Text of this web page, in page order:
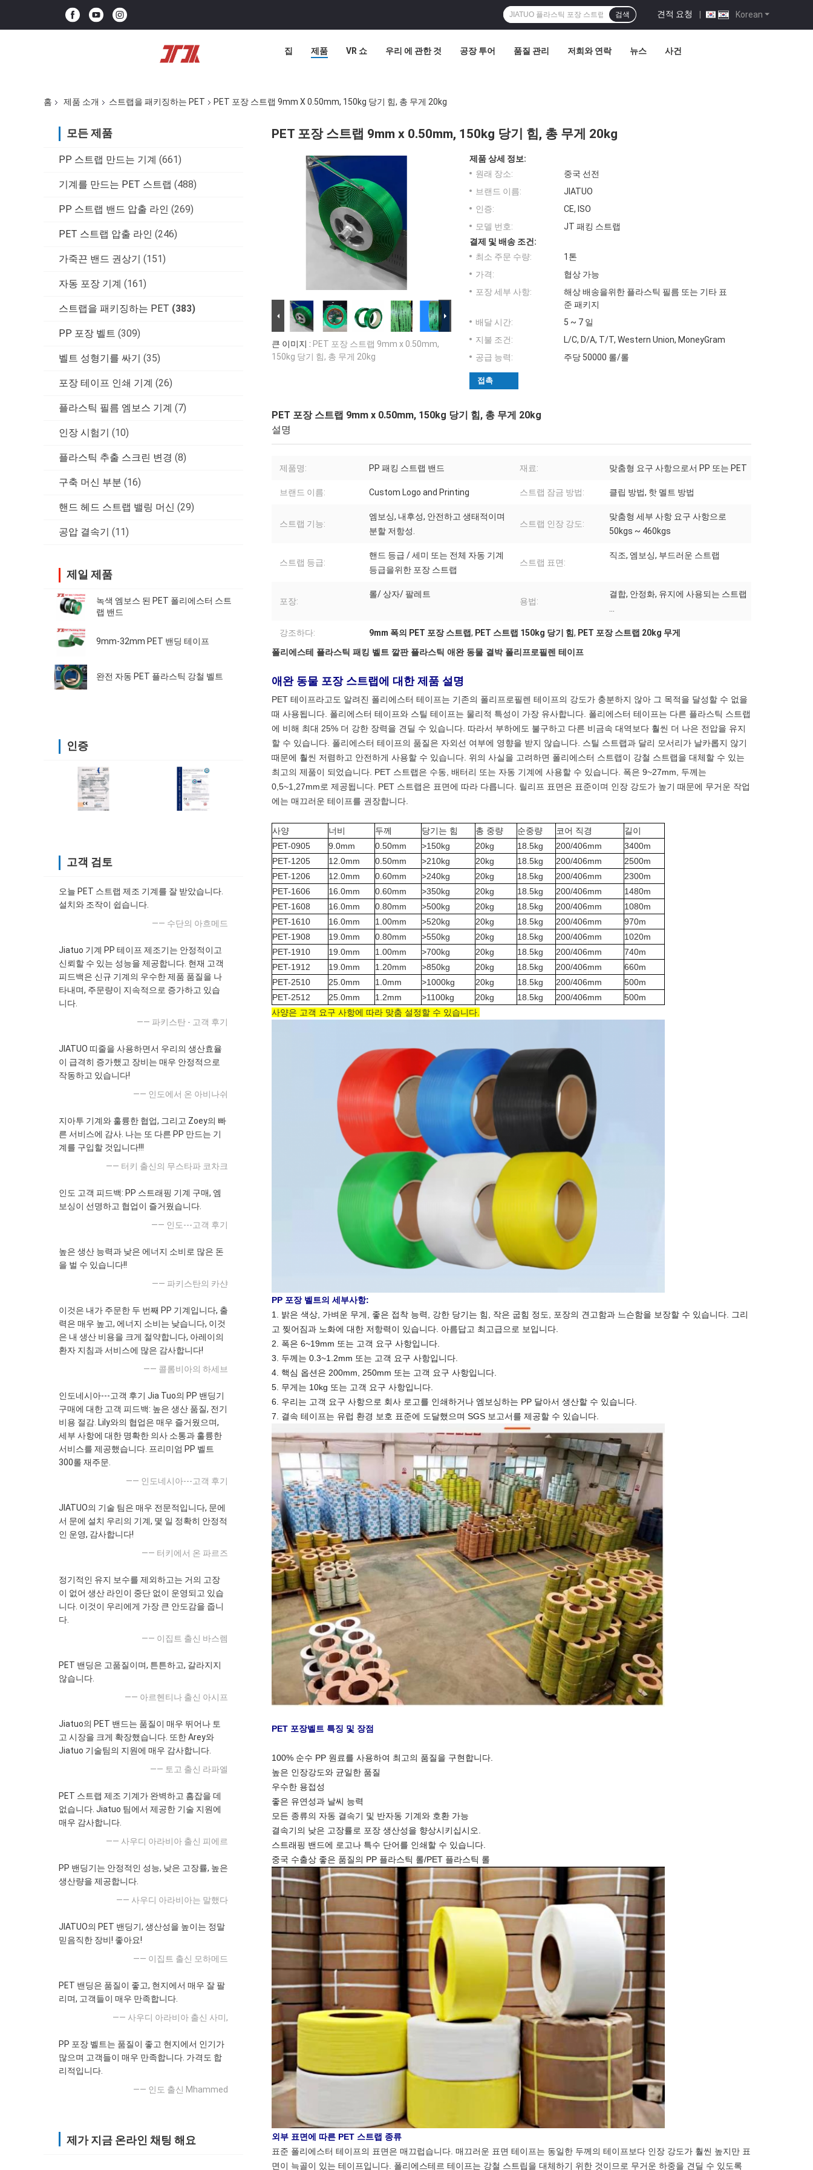
Korean
견적 요청 |
검색
집 제품 VR 쇼 우리 에 관한 것 공장 투어 품질 관리 저희와 연락 뉴스 사건
홈 제품 소개 스트랩을 패키징하는 PET PET 포장 스트랩 9mm X 0.50mm, 150kg 당기 힘, 총 무게 20kg
모든 제품
PP 스트랩 만드는 기계 (661)
기계를 만드는 PET 스트랩 (488)
PP 스트랩 밴드 압출 라인 (269)
PET 스트랩 압출 라인 (246)
가죽끈 밴드 권상기 (151)
자동 포장 기계 (161)
스트랩을 패키징하는 PET (383)
PP 포장 벨트 (309)
벨트 성형기를 싸기 (35)
포장 테이프 인쇄 기계 (26)
플라스틱 필름 엠보스 기계 (7)
인장 시험기 (10)
플라스틱 추출 스크린 변경 (8)
구축 머신 부분 (16)
핸드 헤드 스트랩 밸링 머신 (29)
공압 결속기 (11)
제일 제품
녹색 엠보스 된 PET 폴리에스터 스트
랩 밴드
9mm-32mm PET 밴딩 테이프
완전 자동 PET 플라스틱 강철 벨트
인증
고객 검토
오늘 PET 스트랩 제조 기계를 잘 받았습니다.
설치와 조작이 쉽습니다.
—— 수단의 아흐메드
Jiatuo 기계 PP 테이프 제조기는 안정적이고
신뢰할 수 있는 성능을 제공합니다. 현재 고객
피드백은 신규 기계의 우수한 제품 품질을 나
타내며, 주문량이 지속적으로 증가하고 있습
니다.
—— 파키스탄 - 고객 후기
JIATUO 띠줄을 사용하면서 우리의 생산효율
이 급격히 증가했고 장비는 매우 안정적으로
작동하고 있습니다!
—— 인도에서 온 아비나쉬
지아투 기계와 훌륭한 협업, 그리고 Zoey의 빠
른 서비스에 감사. 나는 또 다른 PP 만드는 기
계를 구입할 것입니다!!!
—— 터키 출신의 무스타파 코차크
인도 고객 피드백: PP 스트래핑 기계 구매, 엠
보싱이 선명하고 협업이 즐거웠습니다.
—— 인도---고객 후기
높은 생산 능력과 낮은 에너지 소비로 많은 돈
을 벌 수 있습니다!!
—— 파키스탄의 카샨
이것은 내가 주문한 두 번째 PP 기계입니다, 출
력은 매우 높고, 에너지 소비는 낮습니다, 이것
은 내 생산 비용을 크게 절약합니다, 아레이의
환자 지침과 서비스에 많은 감사합니다!
—— 콜롬비아의 하세브
인도네시아---고객 후기 Jia Tuo의 PP 밴딩기
구매에 대한 고객 피드백: 높은 생산 품질, 전기
비용 절감. Lily와의 협업은 매우 즐거웠으며,
세부 사항에 대한 명확한 의사 소통과 훌륭한
서비스를 제공했습니다. 프리미엄 PP 벨트
300롤 재주문.
—— 인도네시아---고객 후기
JIATUO의 기술 팀은 매우 전문적입니다, 문에
서 문에 설치 우리의 기계, 몇 일 정확히 안정적
인 운영, 감사합니다!
—— 터키에서 온 파르즈
정기적인 유지 보수를 제외하고는 거의 고장
이 없어 생산 라인이 중단 없이 운영되고 있습
니다. 이것이 우리에게 가장 큰 안도감을 줍니
다.
—— 이집트 출신 바스렘
PET 밴딩은 고품질이며, 튼튼하고, 갈라지지
않습니다.
—— 아르헨티나 출신 아시프
Jiatuo의 PET 밴드는 품질이 매우 뛰어나 토
고 시장을 크게 확장했습니다. 또한 Arey와
Jiatuo 기술팀의 지원에 매우 감사합니다.
—— 토고 출신 라파엘
PET 스트랩 제조 기계가 완벽하고 흠잡을 데
없습니다. Jiatuo 팀에서 제공한 기술 지원에
매우 감사합니다.
—— 사우디 아라비아 출신 피에르
PP 밴딩기는 안정적인 성능, 낮은 고장률, 높은
생산량을 제공합니다.
—— 사우디 아라비아는 말했다
JIATUO의 PET 밴딩기, 생산성을 높이는 정말
믿음직한 장비! 좋아요!
—— 이집트 출신 모하메드
PET 밴딩은 품질이 좋고, 현지에서 매우 잘 팔
리며, 고객들이 매우 만족합니다.
—— 사우디 아라비아 출신 사미,
PP 포장 벨트는 품질이 좋고 현지에서 인기가
많으며 고객들이 매우 만족합니다. 가격도 합
리적입니다.
—— 인도 출신 Mhammed
제가 지금 온라인 채팅 해요
PET 포장 스트랩 9mm x 0.50mm, 150kg 당기 힘, 총 무게 20kg
큰 이미지 : PET 포장 스트랩 9mm x 0.50mm,
150kg 당기 힘, 총 무게 20kg
제품 상세 정보:
원래 장소:
중국 선전
브랜드 이름:
JIATUO
인증:
CE, ISO
모델 번호:
JT 패킹 스트랩
결제 및 배송 조건:
최소 주문 수량:
1톤
가격:
협상 가능
포장 세부 사항:
해상 배송을위한 플라스틱 필름 또는 기타 표
준 패키지
배달 시간:
5 ~ 7 일
지불 조건:
L/C, D/A, T/T, Western Union, MoneyGram
공급 능력:
주당 50000 롤/롤
접촉
PET 포장 스트랩 9mm x 0.50mm, 150kg 당기 힘, 총 무게 20kg
설명
제품명: PP 패킹 스트랩 밴드 재료: 맞춤형 요구 사항으로서 PP 또는 PET
브랜드 이름: Custom Logo and Printing 스트랩 잠금 방법: 클립 방법, 핫 멜트 방법
스트랩 기능:
엠보싱, 내후성, 안전하고 생태적이며
분할 저항성.
스트랩 인장 강도:
맞춤형 세부 사항 요구 사항으로
50kgs ~ 460kgs
스트랩 등급:
핸드 등급 / 세미 또는 전체 자동 기계
등급을위한 포장 스트랩
스트랩 표면:
직조, 엠보싱, 부드러운 스트랩
포장:
롤/ 상자/ 팔레트
용법:
결합, 안정화, 유지에 사용되는 스트랩
...
강조하다: 9mm 폭의 PET 포장 스트랩, PET 스트랩 150kg 당기 힘, PET 포장 스트랩 20kg 무게
폴리에스테 플라스틱 패킹 벨트 깔판 플라스틱 애완 동물 결박 폴리프로필렌 테이프
애완 동물 포장 스트랩에 대한 제품 설명
PET 테이프라고도 알려진 폴리에스터 테이프는 기존의 폴리프로필렌 테이프의 강도가 충분하지 않아 그 목적을 달성할 수 없을
때 사용됩니다. 폴리에스터 테이프와 스틸 테이프는 물리적 특성이 가장 유사합니다. 폴리에스터 테이프는 다른 플라스틱 스트랩
에 비해 최대 25% 더 강한 장력을 견딜 수 있습니다. 따라서 부하에도 불구하고 다른 비금속 대역보다 훨씬 더 나은 전압을 유지
할 수 있습니다. 폴리에스터 테이프의 품질은 자외선 여부에 영향을 받지 않습니다. 스틸 스트랩과 달리 모서리가 날카롭지 않기
때문에 훨씬 저렴하고 안전하게 사용할 수 있습니다. 위의 사실을 고려하면 폴리에스터 스트랩이 강철 스트랩을 대체할 수 있는
최고의 제품이 되었습니다. PET 스트랩은 수동, 배터리 또는 자동 기계에 사용할 수 있습니다. 폭은 9~27mm, 두께는
0,5~1,27mm로 제공됩니다. PET 스트랩은 표면에 따라 다릅니다. 릴리프 표면은 표준이며 인장 강도가 높기 때문에 무거운 작업
에는 매끄러운 테이프를 권장합니다.
사양 너비 두께 당기는 힘 총 중량 순중량 코어 직경
길이
PET-0905
9.0mm 0.50mm >150kg 20kg 18.5kg 200/406mm
3400m
PET-1205
12.0mm 0.50mm >210kg 20kg 18.5kg 200/406mm
2500m
PET-1206
12.0mm 0.60mm >240kg 20kg 18.5kg 200/406mm
2300m
PET-1606
16.0mm 0.60mm >350kg 20kg 18.5kg 200/406mm
1480m
PET-1608
16.0mm 0.80mm >500kg 20kg 18.5kg 200/406mm
1080m
PET-1610
16.0mm 1.00mm >520kg 20kg 18.5kg 200/406mm
970m
PET-1908
19.0mm 0.80mm >550kg 20kg 18.5kg 200/406mm
1020m
PET-1910
19.0mm 1.00mm >700kg 20kg 18.5kg 200/406mm
740m
PET-1912
19.0mm 1.20mm >850kg 20kg 18.5kg 200/406mm
660m
PET-2510
25.0mm 1.0mm >1000kg 20kg 18.5kg 200/406mm
500m
PET-2512
25.0mm 1.2mm >1100kg 20kg 18.5kg 200/406mm
500m
사양은 고객 요구 사항에 따라 맞춤 설정할 수 있습니다.
PP 포장 벨트의 세부사항:
1. 밝은 색상, 가벼운 무게, 좋은 접착 능력, 강한 당기는 힘, 작은 굽힘 정도, 포장의 견고함과 느슨함을 보장할 수 있습니다. 그리
고 찢어짐과 노화에 대한 저항력이 있습니다. 아름답고 최고급으로 보입니다.
2. 폭은 6~19mm 또는 고객 요구 사항입니다.
3. 두께는 0.3~1.2mm 또는 고객 요구 사항입니다.
4. 핵심 옵션은 200mm, 250mm 또는 고객 요구 사항입니다.
5. 무게는 10kg 또는 고객 요구 사항입니다.
6. 우리는 고객 요구 사항으로 회사 로고를 인쇄하거나 엠보싱하는 PP 달아서 생산할 수 있습니다.
7. 결속 테이프는 유럽 환경 보호 표준에 도달했으며 SGS 보고서를 제공할 수 있습니다.
PET 포장벨트 특징 및 장점
100% 순수 PP 원료를 사용하여 최고의 품질을 구현합니다.
높은 인장강도와 균일한 품질
우수한 용접성
좋은 유연성과 날씨 능력
모든 종류의 자동 결속기 및 반자동 기계와 호환 가능
결속기의 낮은 고장률로 포장 생산성을 향상시키십시오.
스트래핑 밴드에 로고나 특수 단어를 인쇄할 수 있습니다.
중국 수출상 좋은 품질의 PP 플라스틱 롤/PET 플라스틱 롤
외부 표면에 따른 PET 스트랩 종류
표준 폴리에스터 테이프의 표면은 매끄럽습니다. 매끄러운 표면 테이프는 동일한 두께의 테이프보다 인장 강도가 훨씬 높지만 표
면이 늑골이 있는 테이프입니다. 폴리에스테르 테이프는 강철 스트립을 대체하기 위한 것이므로 무거운 하중을 견딜 수 있도록